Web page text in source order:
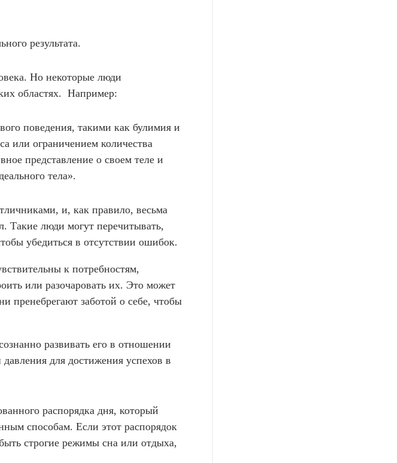
результата.
Но некоторые люди
областях. Например:
поведения, такими как булимия и
или ограничением количества
представление о своем теле и
тела».
и, как правило, весьма
Такие люди могут перечитывать,
убедиться в отсутствии ошибок.
к потребностям,
или разочаровать их. Это может
пренебрегают заботой о себе, чтобы
развивать его в отношении
для достижения успехов в
распорядка дня, который
способам. Если этот распорядок
строгие режимы сна или отдыха,